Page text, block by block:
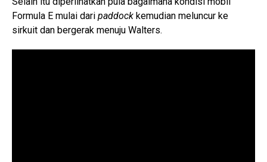
Formula E mulai dari paddock kemudian meluncur ke
sirkuit dan bergerak menuju Walters.